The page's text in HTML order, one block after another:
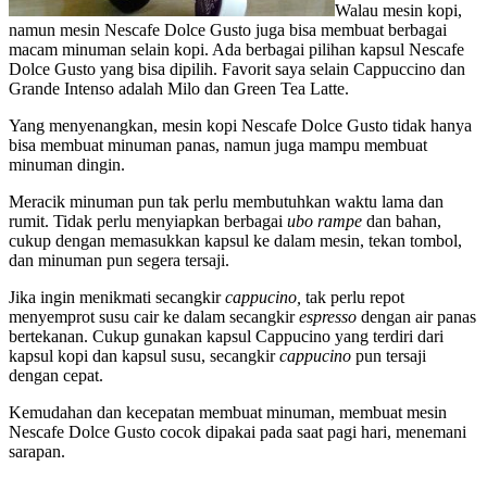
Walau mesin kopi,
namun mesin Nescafe Dolce Gusto juga bisa membuat berbagai
macam minuman selain kopi. Ada berbagai pilihan kapsul Nescafe
Dolce Gusto yang bisa dipilih. Favorit saya selain Cappuccino dan
Grande Intenso adalah Milo dan Green Tea Latte.
Yang menyenangkan, mesin kopi Nescafe Dolce Gusto tidak hanya
bisa membuat minuman panas, namun juga mampu membuat
minuman dingin.
Meracik minuman pun tak perlu membutuhkan waktu lama dan
rumit. Tidak perlu menyiapkan berbagai ubo rampe dan bahan,
cukup dengan memasukkan kapsul ke dalam mesin, tekan tombol,
dan minuman pun segera tersaji.
Jika ingin menikmati secangkircappucino, tak perlu repot
menyemprot susu cair ke dalam secangkirespresso dengan air panas
bertekanan. Cukup gunakan kapsul Cappucino yang terdiri dari
kapsul kopi dan kapsul susu, secangkircappucino pun tersaji
dengan cepat.
Kemudahan dan kecepatan membuat minuman, membuat mesin
Nescafe Dolce Gusto cocok dipakai pada saat pagi hari, menemani
sarapan.